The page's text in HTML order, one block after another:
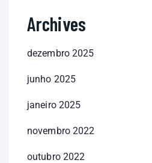
Archives
dezembro 2025
junho 2025
janeiro 2025
novembro 2022
outubro 2022